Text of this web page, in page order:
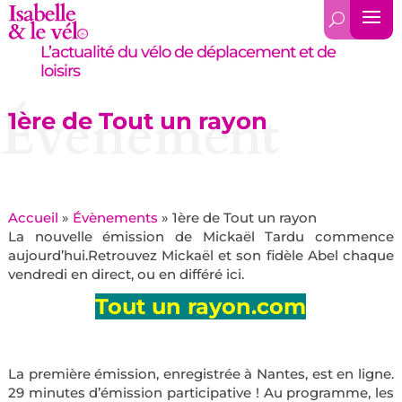
L’actualité du vélo de déplacement et de
loisirs
1ère de Tout un rayon
Évènement
Accueil » Évènements » 1ère de Tout un rayon
La nouvelle émission de Mickaël Tardu commence
aujourd’hui.Retrouvez Mickaël et son fidèle Abel chaque
vendredi en direct, ou en différé ici.
Tout un rayon.com
La première émission, enregistrée à Nantes, est en ligne.
29 minutes d’émission participative ! Au programme, les